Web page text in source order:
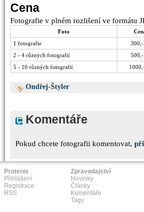
Cena
Fotografie v plném rozlišení ve formátu
Foto
1 fotografie
2 - 4 různých fotografií
5 - 10 různých fotografií
Ondřej-Štyler
Komentáře
Pokud chcete fotografii komentovat,
Protenis
Přihlášení
Registrace
RSS
Zpravodajství
Novinky
Články
Komentáře
Tagy